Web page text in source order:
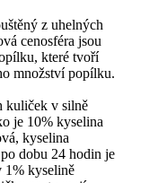
z uhelných
cenosféra jsou
které tvoří
množství popílku.
kuliček v silně
je 10% kyselina
kyselina
dobu 24 hodin je
1% kyselině